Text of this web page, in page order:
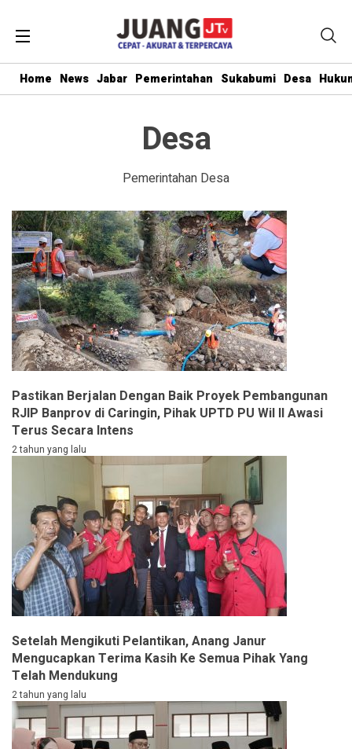
Home News Jabar Pemerintahan Sukabumi Desa
Desa
Pemerintahan Desa
Pastikan Berjalan Dengan Baik Proyek Pembangunan
RJIP Banprov di Caringin, Pihak UPTD PU Wil ll Awasi
Terus Secara Intens
2 tahun yang lalu
Setelah Mengikuti Pelantikan, Anang Janur
Mengucapkan Terima Kasih Ke Semua Pihak Yang
Telah Mendukung
2 tahun yang lalu